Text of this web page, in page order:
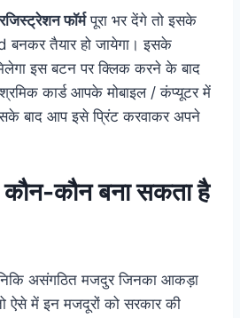
फॉर्मपूरा भर देंगे तो इसके
तैयार हो जायेगा। इसके
इस बटन पर क्लिक करने के बाद
कार्ड आपके मोबाइल / कंप्यूटर में
बाद आप इसे प्रिंट करवाकर अपने
कौन-कौन बना सकता है
असंगठित मजदुर जिनका आकड़ा
ऐसे में इन मजदूरों को सरकार की